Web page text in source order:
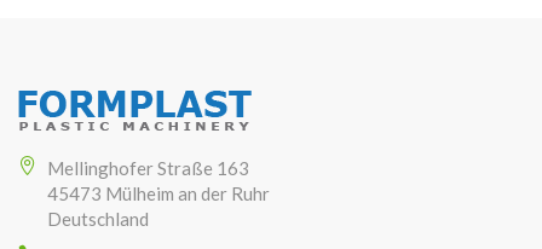
Mellinghofer Straße 163
45473 Mülheim an der Ruhr
Deutschland